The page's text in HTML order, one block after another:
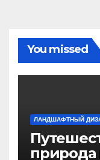
You missed
ЛАНДШАФТНЫЙ
природа